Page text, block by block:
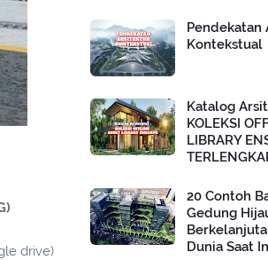
drive)
Pendekatan
Kontekstual
Katalog
KOLEKSI
LIBRARY
20 Contoh
Gedung
Dunia Saat